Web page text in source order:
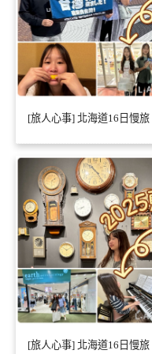
[旅人心事] 北海道16日慢
[旅人心事] 北海道16日慢